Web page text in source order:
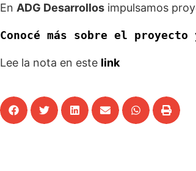
En ADG Desarrollos impulsamos
Conocé más sobre el
Lee la nota en este link